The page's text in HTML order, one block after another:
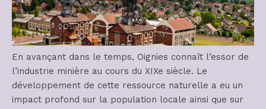
En avançant dans le temps, Oignies connaît l’essor de
l’industrie minière au cours du XIXe siècle. Le
développement de cette ressource naturelle a eu un
impact profond sur la population locale ainsi que sur